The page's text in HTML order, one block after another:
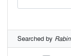
Searched by